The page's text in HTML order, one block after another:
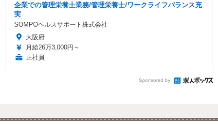
企業での管理栄養士業務/管理栄養士/ワークライフバランス充
実
SOMPOヘルスサポート株式会社
大阪府
月給26万3,000円～
正社員
Sponsored by